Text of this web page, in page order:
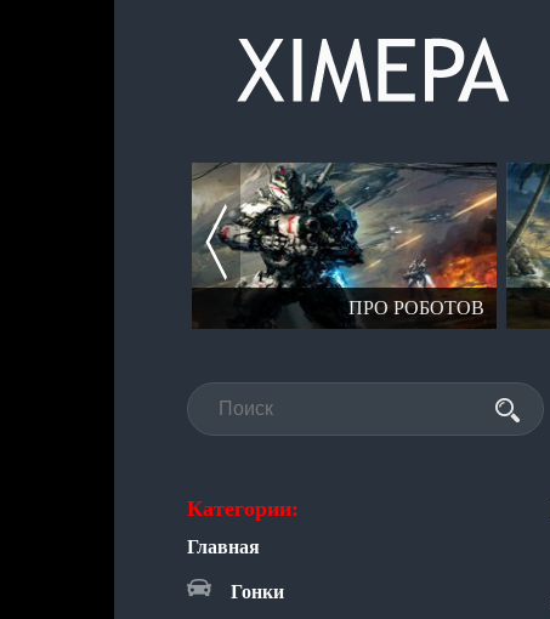
ПРО РОБОТОВ
Категории:
Главная
Гонки